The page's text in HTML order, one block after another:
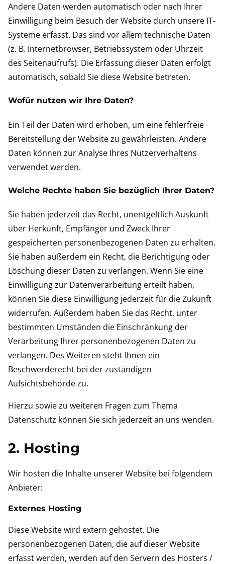
Andere Daten werden automatisch oder nach Ihrer
Einwilligung beim Besuch der Website durch unsere IT-
Systeme erfasst. Das sind vor allem technische Daten
(z. B. Internetbrowser, Betriebssystem oder Uhrzeit
des Seitenaufrufs). Die Erfassung dieser Daten erfolgt
automatisch, sobald Sie diese Website betreten.
Wofür nutzen wir Ihre Daten?
Ein Teil der Daten wird erhoben, um eine fehlerfreie
Bereitstellung der Website zu gewährleisten. Andere
Daten können zur Analyse Ihres Nutzerverhaltens
verwendet werden.
Welche Rechte haben Sie bezüglich Ihrer Daten?
Sie haben jederzeit das Recht, unentgeltlich Auskunft
über Herkunft, Empfänger und Zweck Ihrer
gespeicherten personenbezogenen Daten zu erhalten.
Sie haben außerdem ein Recht, die Berichtigung oder
Löschung dieser Daten zu verlangen. Wenn Sie eine
Einwilligung zur Datenverarbeitung erteilt haben,
können Sie diese Einwilligung jederzeit für die Zukunft
widerrufen. Außerdem haben Sie das Recht, unter
bestimmten Umständen die Einschränkung der
Verarbeitung Ihrer personenbezogenen Daten zu
verlangen. Des Weiteren steht Ihnen ein
Beschwerderecht bei der zuständigen
Aufsichtsbehörde zu.
Hierzu sowie zu weiteren Fragen zum Thema
Datenschutz können Sie sich jederzeit an uns wenden.
2. Hosting
Wir hosten die Inhalte unserer Website bei folgendem
Anbieter:
Externes Hosting
Diese Website wird extern gehostet. Die
personenbezogenen Daten, die auf dieser Website
erfasst werden, werden auf den Servern des Hosters /